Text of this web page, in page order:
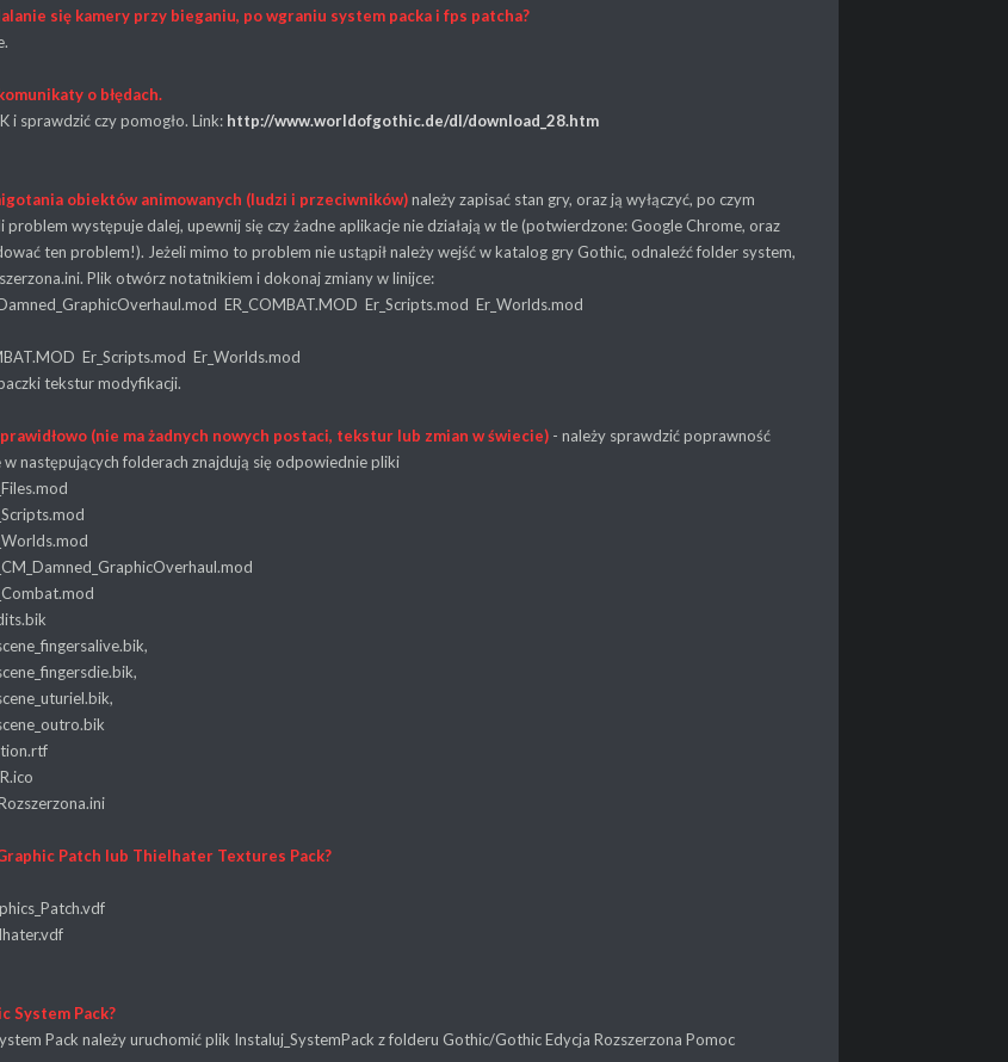
się kamery przy bieganiu, po wgraniu system packa i fps patcha?
o błędach.
i sprawdzić czy pomogło. Link: http://www.worldofgothic.de/dl/download_28.htm
obiektów animowanych (ludzi i przeciwników)należy zapisać stan gry, oraz ją wyłączyć, po czym
problem występuje dalej, upewnij się czy żadne aplikacje nie działają w tle (potwierdzone: Google Chrome, oraz
ten problem!). Jeżeli mimo to problem nie ustąpił należy wejść w katalog gry Gothic, odnaleźć folder system,
Plik otwórz notatnikiem i dokonaj zmiany w linijce:
ER_COMBAT.MOD Er_Scripts.mod Er_Worlds.mod
Er_Scripts.mod Er_Worlds.mod
tekstur modyfikacji.
(nie ma żadnych nowych postaci, tekstur lub zmian w świecie) - należy sprawdzić poprawność
w następujących folderach znajdują się odpowiednie pliki
Patch lub Thielhater Textures Pack?
System Pack?
Pack należy uruchomić plik Instaluj_SystemPack z folderu Gothic/Gothic Edycja Rozszerzona Pomoc